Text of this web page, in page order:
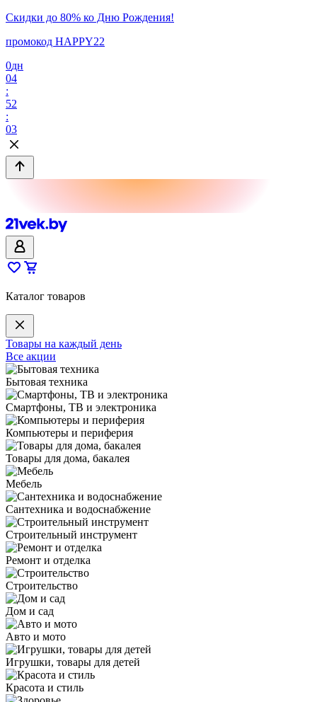
Скидки до 80% ко Дню Рождения!
промокод HAPPY22
0дн
04
:
52
:
03
Каталог товаров
Товары на каждый день
Все акции
Бытовая техника
Смартфоны, ТВ и электроника
Компьютеры и периферия
Товары для дома, бакалея
Мебель
Сантехника и водоснабжение
Строительный инструмент
Ремонт и отделка
Строительство
Дом и сад
Авто и мото
Игрушки, товары для детей
Красота и стиль